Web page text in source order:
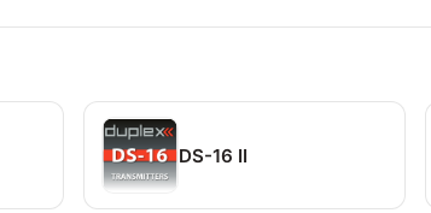
DS-16 II